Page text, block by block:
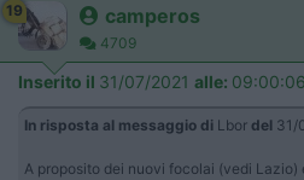
19 camperos
4709
Inserito il 31/07/2021 alle: 09:00:06
In risposta al messaggio di Lbor del 31/
A proposito dei nuovi focolai (vedi